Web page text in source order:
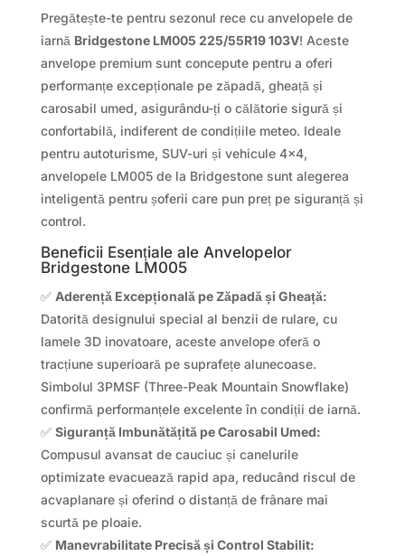
Pregătește-te pentru sezonul rece cu anvelopele de
iarnă Bridgestone LM005 225/55R19 103V! Aceste
anvelope premium sunt concepute pentru a oferi
performanțe excepționale pe zăpadă, gheață și
carosabil umed, asigurându-ți o călătorie sigură și
confortabilă, indiferent de condițiile meteo. Ideale
pentru autoturisme, SUV-uri și vehicule 4×4,
anvelopele LM005 de la Bridgestone sunt alegerea
inteligentă pentru șoferii care pun preț pe siguranță și
control.
Beneficii Esențiale ale Anvelopelor
Bridgestone LM005
✅ Aderență Excepțională pe Zăpadă și Gheață:
Datorită designului special al benzii de rulare, cu
lamele 3D inovatoare, aceste anvelope oferă o
tracțiune superioară pe suprafețe alunecoase.
Simbolul 3PMSF (Three-Peak Mountain Snowflake)
confirmă performanțele excelente în condiții de iarnă.
✅ Siguranță Imbunătățită pe Carosabil Umed:
Compusul avansat de cauciuc și canelurile
optimizate evacuează rapid apa, reducând riscul de
acvaplanare și oferind o distanță de frânare mai
scurtă pe ploaie.
✅ Manevrabilitate Precisă și Control Stabilit: